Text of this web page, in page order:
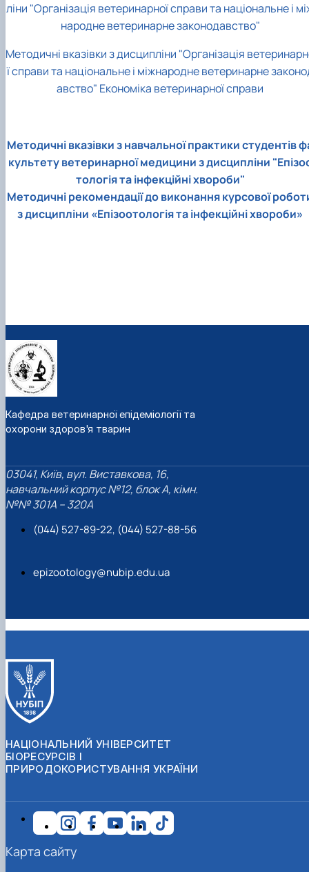
ліни "Організація ветеринарної справи та національне і
народне ветеринарне законодавство"
Методичні вказівки з дисципліни "Організація
ї справи та національне і міжнародне ветеринарне
авство" Економіка ветеринарної справи
Методичні вказівки з навчальної практики студентів
культету ветеринарної медицини з дисципліни
тологія та інфекційні хвороби"
Методичні рекомендації до виконання курсової
з дисципліни «Епізоотологія та інфекційні хвороби»
Кафедра ветеринарної епідеміології та
охорони здоров'я тварин
03041, Київ, вул. Виставкова, 16,
навчальний корпус №12, блок А, кімн.
№№ 301A – 320A
(044) 527-89-22, (044) 527-88-56
epizootology@nubip.edu.ua
НАЦІОНАЛЬНИЙ УНІВЕРСИТЕТ
БІОРЕСУРСІВ І
ПРИРОДОКОРИСТУВАННЯ УКРАЇНИ
Карта сайту